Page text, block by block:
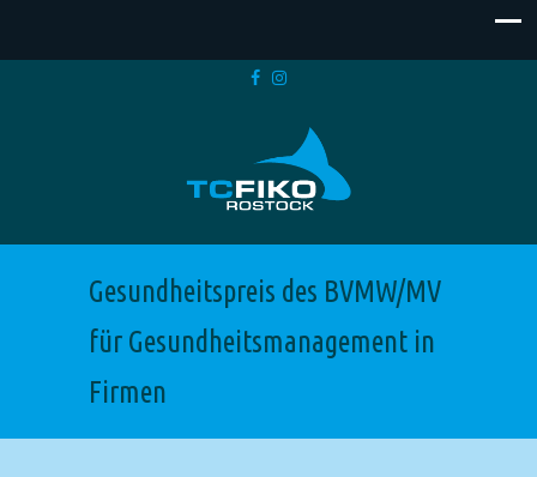
Gesundheitspreis des BVMW/MV
für Gesundheitsmanagement in
Firmen